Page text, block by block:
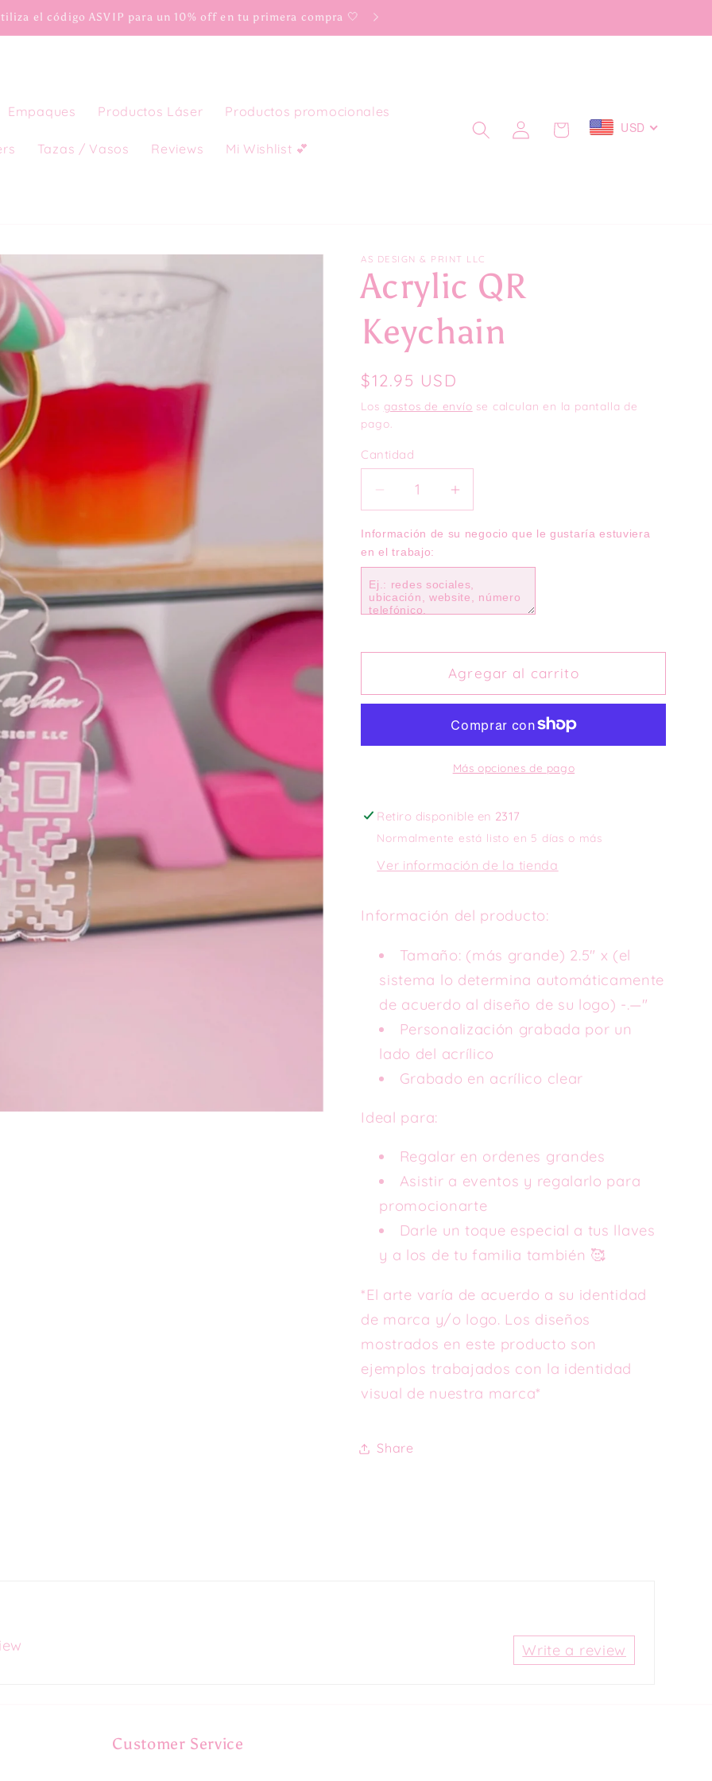
el código ASVIP para un 10% off en tu primera compra 🤍
Empaques Productos Láser Productos promocionales
Tazas / Vasos Reviews Mi Wishlist 💕
Iniciar
sesión
Carrito USD
AS DESIGN & PRINT LLC
Acrylic QR
Keychain
Precio
habitual
$12.95 USD
Los gastos de envío se calculan en la pantalla de
pago.
Cantidad
Reducir
cantidad
para
Acrylic
QR
Keychain
Aumentar
cantidad
para
QR
Keychain
Información de su negocio que le gustaría estuviera
en el trabajo:
Agregar al carrito
Más opciones de pago
Retiro disponible en 2317
Normalmente está listo en 5 días o más
Ver información de la tienda
Información del producto:
Tamaño: (más grande) 2.5" x (el
sistema lo determina automáticamente
de acuerdo al diseño de su logo) -.—"
Personalización grabada por un
lado del acrílico
Grabado en acrílico clear
Ideal para:
Regalar en ordenes grandes
Asistir a eventos y regalarlo para
promocionarte
Darle un toque especial a tus llaves
y a los de tu familia también 🥰
*El arte varía de acuerdo a su identidad
de marca y/o logo. Los diseños
mostrados en este producto son
ejemplos trabajados con la identidad
visual de nuestra marca*
Share
Write a review
Customer Service